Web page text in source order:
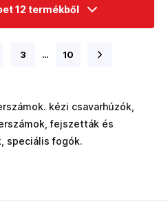
12 termékből
3 … 10
kézi csavarhúzók,
fejszetták és
speciális fogók.